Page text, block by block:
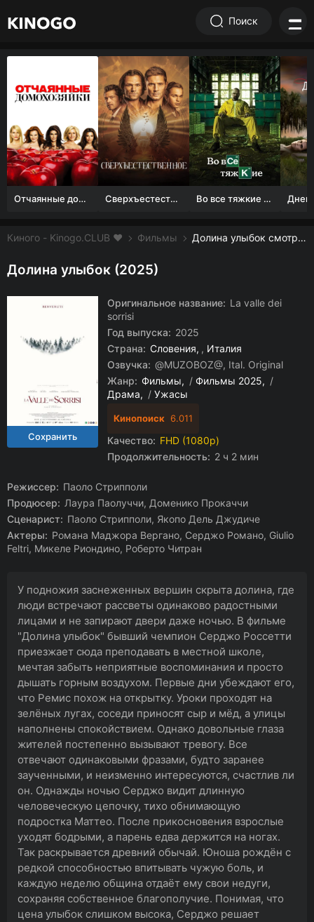
Поиск
Отчаянные домохозяйки (1 сезон) Сверхъестественное Во все тяжкие 1-5 сезон
Киного - Kinogo.CLUB ❤️ Фильмы Долина улыбок смотреть онлайн бесплатно
Долина улыбок (2025)
Оригинальное название: La valle dei
sorrisi
Год выпуска: 2025
Страна: Словения , Италия
Озвучка: @MUZOBOZ@, Ital. Original
Жанр: Фильмы / Фильмы 2025
/
Драма
/ Ужасы
Кинопоиск 6.011
Качество: FHD (1080p)
Продолжительность: 2 ч 2 мин
Режиссер: Паоло Стрипполи
Продюсер: Лаура Паолуччи, Доменико Прокаччи
Сценарист: Паоло Стрипполи, Якопо Дель Джудиче
Актеры: Романа Маджора Вергано, Серджо Романо, Giulio
Feltri, Микеле Риондино, Роберто Читран
У подножия заснеженных вершин скрыта долина, где
люди встречают рассветы одинаково радостными
лицами и не запирают двери даже ночью. В фильме
"Долина улыбок" бывший чемпион Серджо Россетти
приезжает сюда преподавать в местной школе,
мечтая забыть неприятные воспоминания и просто
дышать горным воздухом. Первые дни убеждают его,
что Ремис похож на открытку. Уроки проходят на
зелёных лугах, соседи приносят сыр и мёд, а улицы
наполнены спокойствием. Однако довольные глаза
жителей постепенно вызывают тревогу. Все
отвечают одинаковыми фразами, будто заранее
заученными, и неизменно интересуются, счастлив ли
он. Однажды ночью Серджо видит длинную
человеческую цепочку, тихо обнимающую
подростка Маттео. После прикосновения взрослые
уходят бодрыми, а парень едва держится на ногах.
Так раскрывается древний обычай. Юноша рождён с
редкой способностью впитывать чужую боль, и
каждую неделю община отдаёт ему свои недуги,
сохраняя собственное благополучие. Понимая, что
цена улыбок слишком высока, Серджо решает